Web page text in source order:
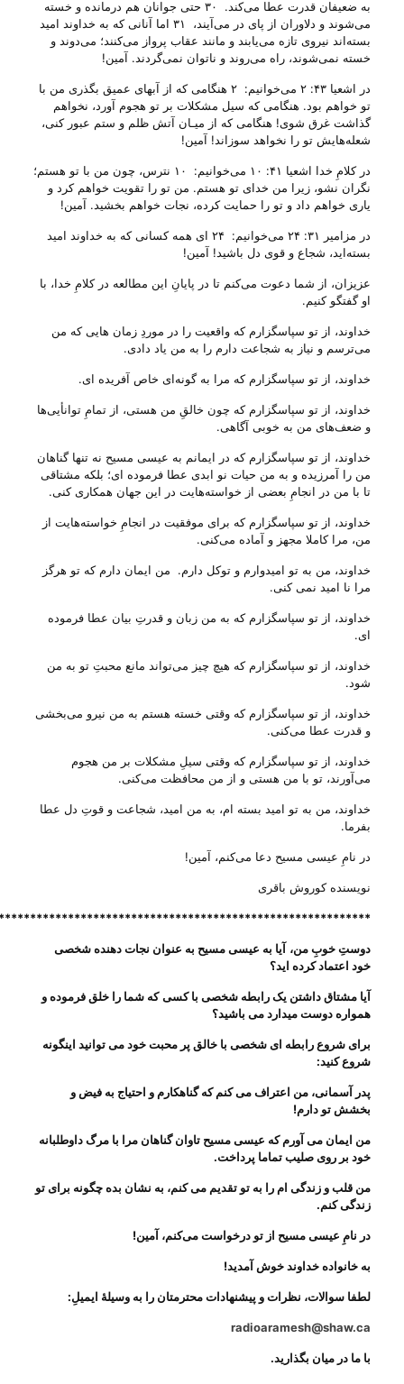
به ضعیفان قدرت عطا می‌کند. ۳۰ حتی جوانان هم درمانده و خسته
می‌شوند و دلاوران از پای در می‌آیند، ۳۱ اما آنانی که به خداوند امید
بسته‌اند نیروی تازه می‌یابند و مانند عقاب پرواز می‌کنند؛ می‌دوند و
خسته نمی‌شوند، راه می‌روند و ناتوان نمی‌گردند. آمین!
در اشعیا ۴۳: ۲ می‌‌خوانیم: ۲ هنگامی که از آبهای عمیق بگذری من با
تو خواهم بود. هنگامی که سیل مشکلات بر تو هجوم آورد، نخواهم
گذاشت غرق شوی! هنگامی که از میـان آتش ظلم و ستم عبور کنی،
شعله‌هایش تو را نخواهد سوزاند! آمین!
در کلامِ خدا اشعیا ۴۱: ۱۰ می‌‌خوانیم: ۱۰ نترس، چون من با تو هستم؛
نگران نشو، زیرا من خدای تو هستم. من تو را تقویت خواهم کرد و
یاری خواهم داد و تو را حمایت کرده، نجات خواهم بخشید. آمین!
در مزامیر ۳۱: ۲۴ می‌‌خوانیم: ۲۴ ای همه کسانی که به خداوند امید
بسته‌اید، شجاع و قوی دل باشید! آمین!
عزیزان، از شما دعوت می‌‌کنم تا در پایانِ این مطالعه در کلامِ خدا، با
او گفتگو کنیم.
خداوند، از تو سپاسگزارم که واقعیت را در موردِ زمان هایی که من
می‌‌ترسم و نیاز به شجاعت دارم را به من یاد دادی.
خداوند، از تو سپاسگزارم که مرا به گونه‌ای خاص آفریده ای.
خداوند، از تو سپاسگزارم که چون خالقِ من هستی‌، از تمامِ توانأیی‌ها
و ضعف‌های من به خوبی آگاهی.
خداوند، از تو سپاسگزارم که در ایمانم به عیسی مسیح نه تنها گناهان
من را آمرزیده و به من حیات نو ابدی عطا فرموده ای؛ بلکه مشتاقی
تا با من در انجامِ بعضی از خواسته‌هایت در این جهان همکاری کنی.
خداوند، از تو سپاسگزارم که برای موفقیت در انجامِ خواسته‌هایت از
من، مرا کاملا مجهز و آماده می‌‌کنی.
خداوند، من به تو امیدوارم و توکل دارم. من ایمان دارم که تو هرگز
مرا نا امید نمی کنی.
خداوند، از تو سپاسگزارم که به من زبان و قدرتِ بیان عطا فرموده
ای.
خداوند، از تو سپاسگزارم که هیچ چیز می‌‌تواند مانع محبتِ تو به من
شود.
خداوند، از تو سپاسگزارم که وقتی خسته هستم به من نیرو می‌‌بخشی
و قدرت عطا می‌‌کنی.
خداوند، از تو سپاسگزارم که وقتی سیلِ مشکلات بر من هجوم
می‌‌آورند، تو با من هستی‌ و از من محافظت می‌‌کنی.
خداوند، من به تو امید بسته ام، به من امید، شجاعت و قوتِ دل عطا
بفرما.
در نامِ عیسی مسیح دعا می‌‌کنم، آمین!
نویسنده کوروش باقری
دوستِ خوبِ من، آیا به عیسی مسیح به عنوان نجات دهنده شخصی
خود اعتماد کرده اید؟
آیا مشتاق داشتن یک رابطه شخصی با کسی که شما را خلق فرموده و
همواره دوست میدارد می باشید؟
برای شروع رابطه ای شخصی با خالق پر محبت خود می توانید اینگونه
شروع کنید:
پدر آسمانی، من اعتراف می کنم که گناهکارم و احتیاج به فیض و
بخشش تو دارم!
من ایمان می آورم که عیسی مسیح تاوان گناهان مرا با مرگ داوطلبانه
خود بر روی صلیب تماما پرداخت.
من قلب و زندگی ام را به تو تقدیم می کنم، به نشان بده چگونه برای تو
زندگی کنم.
در نامِ عیسی مسیح از تو درخواست می‌‌کنم، آمین!
به خانواده خداوند خوش آمدید!
لطفا سوالات، نظرات و پیشنهادات محترمتان را به وسیلهٔ ایمیلِ:
radioaramesh@shaw.ca
با ما در میان بگذارید.